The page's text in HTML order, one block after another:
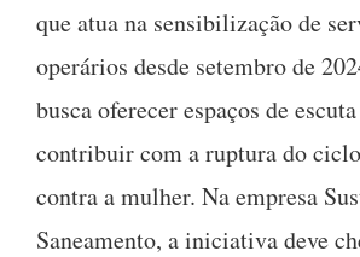
que atua na sensibilização de
operários desde setembro de
busca oferecer espaços de
contribuir com a ruptura do
contra a mulher. Na empresa
Saneamento, a iniciativa deve